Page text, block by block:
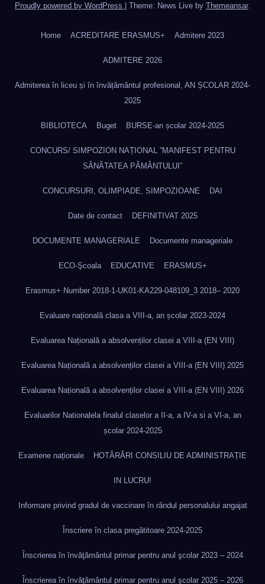
Proudly powered by WordPress Theme: News Live by Themeansar.
Home ACREDITARE ERASMUS+ Admitere 2023
ADMITERE 2026
Admiterea în liceu și în învățâmântul profesional, AN ȘCOLAR 2024-
2025
BIBLIOTECA Buget BURSE-an școlar 2024-2025
CONCURS/ SIMPOZION NAȚIONAL ”MANIFEST PENTRU
SĂNĂTATEA PĂMÂNTULUI”
CONCURSURI, OLIMPIADE, SIMPOZIOANE DAI
Date de contact DEFINITIVAT 2025
DOCUMENTE MANAGERIALE Documente manageriale
ECO-Şcoala EDUCATIVE ERASMUS+
Erasmus+ Number 2018-1-UK01-KA229-048109_3 2018– 2020
Evaluare națională clasa a VIII-a, an școlar 2023-2024
Evaluarea Națională a absolvenților clasei a VIII-a (EN VIII)
Evaluarea Națională a absolvenților clasei a VIII-a (EN VIII) 2025
Evaluarea Națională a absolvenților clasei a VIII-a (EN VIII) 2026
Evaluarilor Nationalela finalul claselor a II-a, a IV-a si a VI-a, an
școlar 2024-2025
Examene naționale HOTĂRÂRI CONSILIU DE ADMINISTRAȚIE
IN LUCRU!
Informare privind gradul de vaccinare în rândul personalului angajat
Înscriere în clasa pregătitoare 2024-2025
Înscrierea în învăţământul primar pentru anul şcolar 2023 – 2024
Înscrierea în învăţământul primar pentru anul şcolar 2025 – 2026